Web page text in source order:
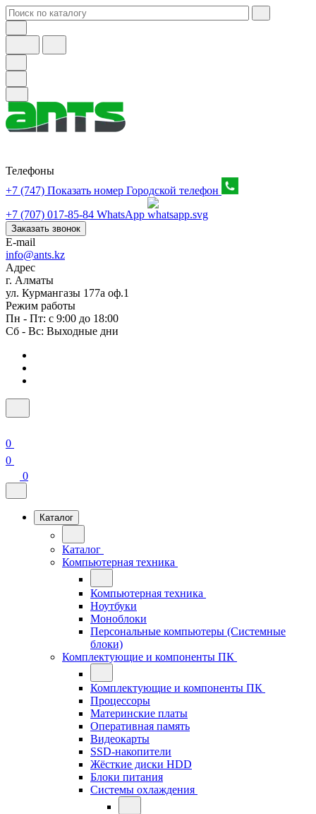
Телефоны
+7 (747) Показать номер Городской телефон
+7 (707) 017-85-84 WhatsApp
Заказать звонок
E-mail
info@ants.kz
Адрес
г. Алматы
ул. Курмангазы 177а оф.1
Режим работы
Пн - Пт: с 9:00 до 18:00
Сб - Вс: Выходные дни
0
0
0
Каталог
Каталог
Компьютерная техника
Компьютерная техника
Ноутбуки
Моноблоки
Персональные компьютеры (Системные
блоки)
Комплектующие и компоненты ПК
Комплектующие и компоненты ПК
Процессоры
Материнские платы
Оперативная память
Видеокарты
SSD-накопители
Жёсткие диски HDD
Блоки питания
Системы охлаждения